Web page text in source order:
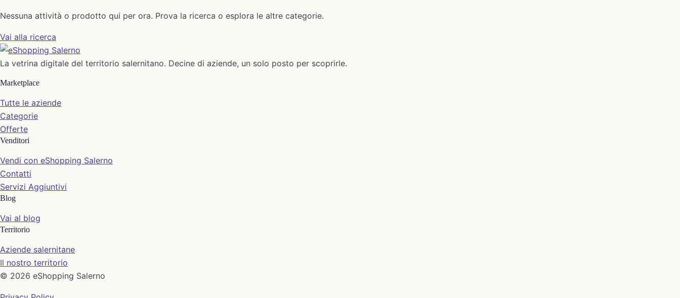
Nessuna attività o prodotto qui per ora. Prova la ricerca o esplora le altre categorie.
Vai alla ricerca
La vetrina digitale del territorio salernitano. Decine di aziende, un solo posto per scoprirle.
Marketplace
Tutte le aziende
Categorie
Offerte
Venditori
Vendi con eShopping Salerno
Contatti
Servizi Aggiuntivi
Blog
Vai al blog
Territorio
Aziende salernitane
Il nostro territorio
© 2026 eShopping Salerno